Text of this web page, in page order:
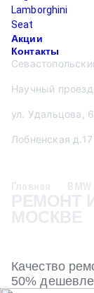
Lamborghini
Seat
Акции
Контакты
Научный проезд
ул. Удальцова,
Лобненская
Главная BMW
РЕМОНТ
МОСКВЕ
Качество
50%